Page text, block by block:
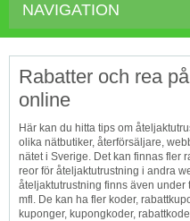
NAVIGATION
Rabatter och rea
online
Här kan du hitta tips om
olika nätbutiker, återförsäljare,
nätet i Sverige. Det kan finnas fler
reor för åteljaktutrustning i andra
åteljaktutrustning finns även under
mfl. De kan ha fler koder,
kuponger, kupongkoder,